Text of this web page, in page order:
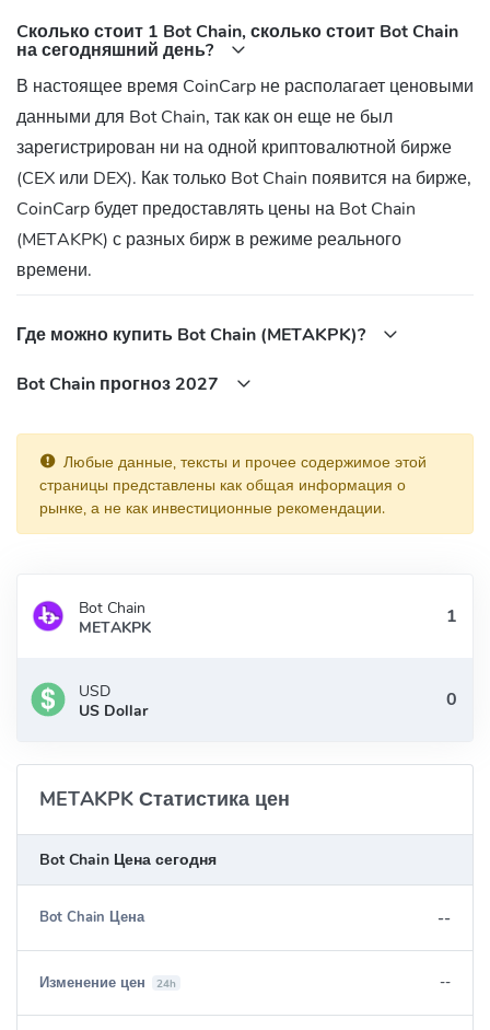
Cколько стоит 1 Bot Chain, сколько стоит Bot Chain
на сегодняшний день?
В настоящее время CoinCarp не располагает ценовыми
данными для Bot Chain, так как он еще не был
зарегистрирован ни на одной криптовалютной бирже
(CEX или DEX). Как только Bot Chain появится на бирже,
CoinCarp будет предоставлять цены на Bot Chain
(METAKPK) с разных бирж в режиме реального
времени.
Где можно купить Bot Chain (METAKPK)?
Bot Chain прогноз 2027
Любые данные, тексты и прочее содержимое этой
страницы представлены как общая информация о
рынке, а не как инвестиционные рекомендации.
Bot Chain
METAKPK
USD
US Dollar
METAKPK Статистика цен
Bot Chain Цена сегодня
Bot Chain Цена --
Изменение цен 24h --